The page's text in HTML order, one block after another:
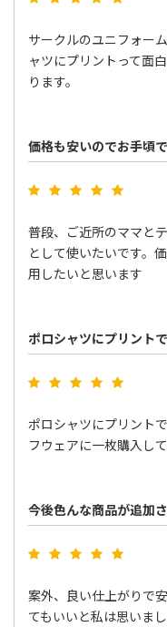
サークルのユニフォー
ャツにプリントって面
ります。
価格も安いのでお手頃
普段、ご近所のママと
として使いたいです。
用したいと思います
ポロシャツにプリント
ポロシャツにプリント
フウェアに一枚購入し
今後色んな商品が追加
案外、良い仕上がりで
てもいいと私は思いま